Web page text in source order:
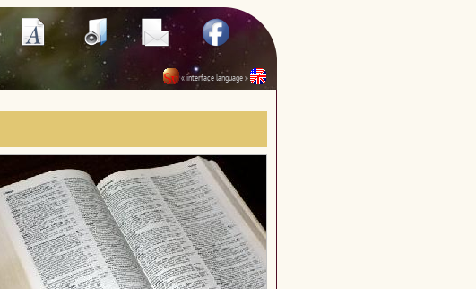
« interface language »